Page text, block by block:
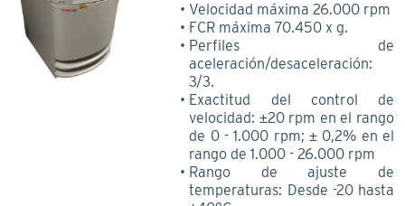
Velocidad máxima 26.000 rpm
FCR máxima 70.450 x g.
Perfiles de
aceleración/desaceleración:
3/3.
Exactitud del control de
velocidad: ±20 rpm en el rango
de 0 - 1.000 rpm; ± 0,2% en el
rango de 1.000 - 26.000 rpm
Rango de ajuste de
temperaturas: Desde -20 hasta